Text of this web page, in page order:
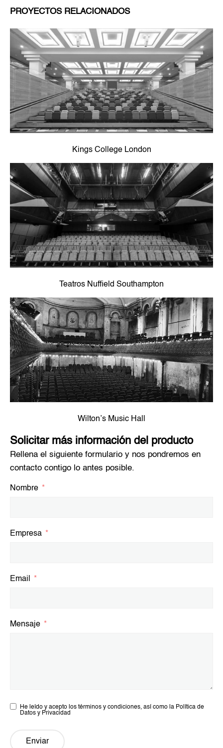
PROYECTOS RELACIONADOS
Kings College London
Teatros Nuffield Southampton
Wilton’s Music Hall
Solicitar más información del producto
Rellena el siguiente formulario y nos pondremos en
contacto contigo lo antes posible.
Nombre
Empresa
Email
Mensaje
He leído y acepto los términos y condiciones, así como la Política de
Datos y Privacidad
Enviar